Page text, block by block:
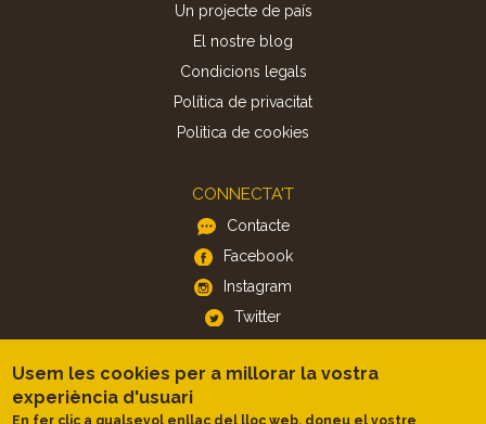
Un projecte de país
El nostre blog
Condicions legals
Política de privacitat
Politica de cookies
CONNECTA'T
Contacte
Facebook
Instagram
Twitter
APP
Usem les cookies per a millorar la vostra
experiència d'usuari
En fer clic a qualsevol enllaç del lloc web, doneu el vostre